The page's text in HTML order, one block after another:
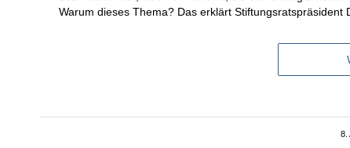
Warum dieses Thema? Das erklärt Stiftungsratspräsident
8.